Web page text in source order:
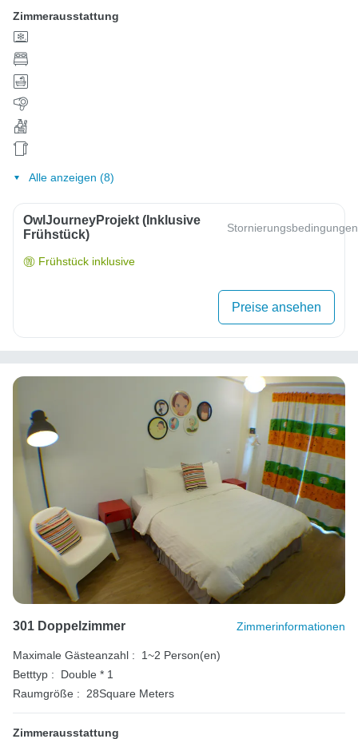
Zimmerausstattung
Alle anzeigen (8)
OwlJourneyProjekt (inklusive
Frühstück)
Stornierungsbedingungen
Frühstück inklusive
Preise ansehen
301 Doppelzimmer Zimmerinformationen
Maximale Gästeanzahl :
1~2 Person(en)
Betttyp :
Double * 1
Raumgröße : 28Square Meters
Zimmerausstattung